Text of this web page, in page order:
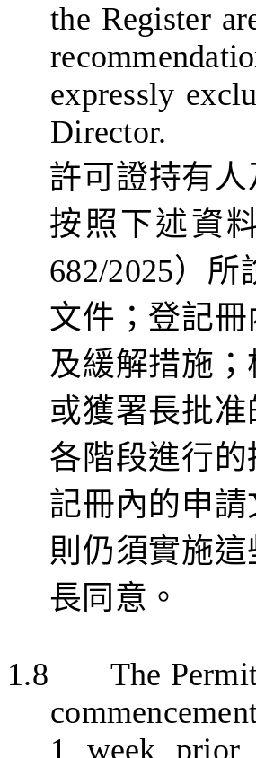
the Register
expressly
Director.
許可證持有人
按照下述資
682/2025） 所
文件 ； 登記冊
及緩解措施
或獲署長批
各階段進行
記冊內的申請
則仍須實施
長同意。
1.8
The
1 week prior